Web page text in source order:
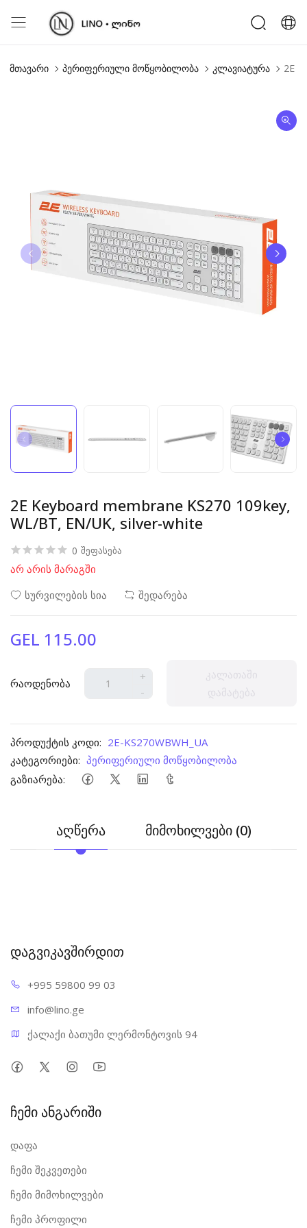
მთავარი პერიფერიული მოწყობილობა კლავიატურა 2E
2E Keyboard membrane KS270 109key,
WL/BT, EN/UK, silver-white
0 შეფასება
არ არის მარაგში
სურვილების სია
შედარება
GEL 115.00
რაოდენობა
+
-
კალათაში
დამატება
პროდუქტის კოდი: 2E-KS270WBWH_UA
კატეგორიები: პერიფერიული მოწყობილობა
გაზიარება:
აღწერა მიმოხილვები (0)
დაგვიკავშირდით
+995 59800 99 03
info@lino.ge
ქალაქი ბათუმი ლერმონტოვის 94
ჩემი ანგარიში
დაფა
ჩემი შეკვეთები
ჩემი მიმოხილვები
ჩემი პროფილი